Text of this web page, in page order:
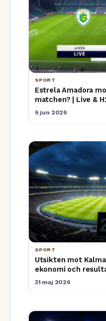
SPORT
Estrela Amadora
matchen? | Live &
6 jun 2026
SPORT
Utsikten mot
ekonomi och
31 maj 2026